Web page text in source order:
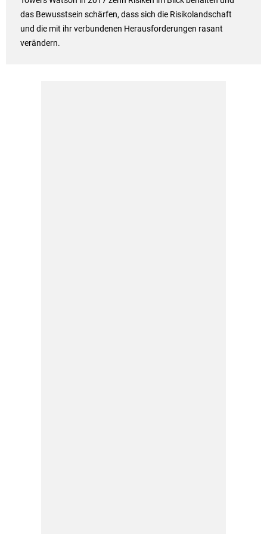
das Bewusstsein schärfen, dass sich die Risikolandschaft
und die mit ihr verbundenen Herausforderungen rasant
verändern.